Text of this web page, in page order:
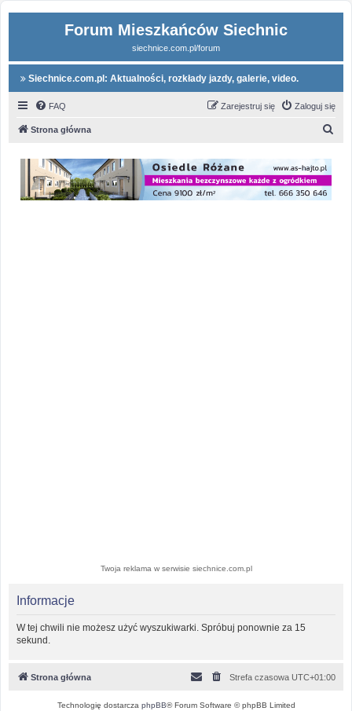
Forum Mieszkańców Siechnic
siechnice.com.pl/forum
Siechnice.com.pl: Aktualności, rozkłady jazdy, galerie, video.
FAQ Zaloguj się
Zarejestruj się
Strona główna
Twoja reklama w serwisie siechnice.com.pl
Informacje
W tej chwili nie możesz użyć wyszukiwarki. Spróbuj ponownie za 15
sekund.
Strona główna Strefa czasowa UTC+01:00
Technologię dostarcza phpBB® Forum Software © phpBB Limited